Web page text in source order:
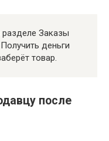
Заказы
деньги
товар.
после